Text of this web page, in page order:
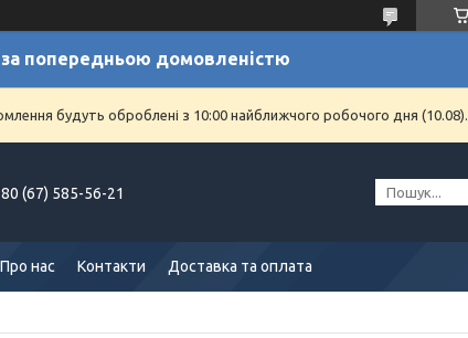
попередньою домовленістю
будуть оброблені з 10:00 найближчого робочого дня (10.08).
(67) 585-56-21
Про нас Контакти Доставка та оплата